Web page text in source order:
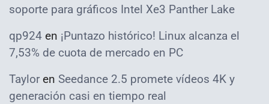
soporte para gráficos Intel Xe3 Panther Lake
qp924 en ¡Puntazo histórico! Linux alcanza el
7,53% de cuota de mercado en PC
Taylor en Seedance 2.5 promete vídeos 4K y
generación casi en tiempo real